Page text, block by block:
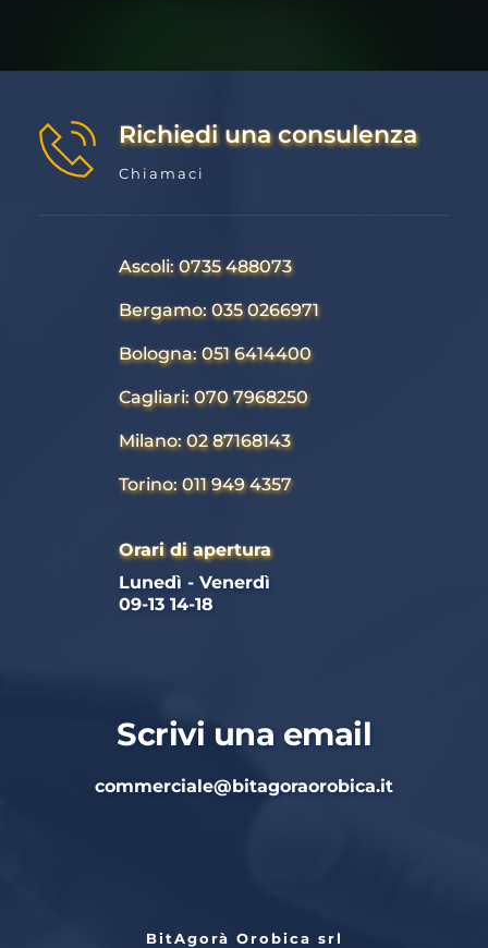
Richiedi una consulenza
Chiamaci
Ascoli: 0735 488073
Bergamo: 035 0266971
Bologna: 051 6414400
Cagliari: 070 7968250
Milano: 02 87168143
Torino: 011 949 4357
Orari di apertura
Lunedì - Venerdì
09-13 14-18
Scrivi una email
commerciale@bitagoraorobica.it
BitAgorà Orobica srl